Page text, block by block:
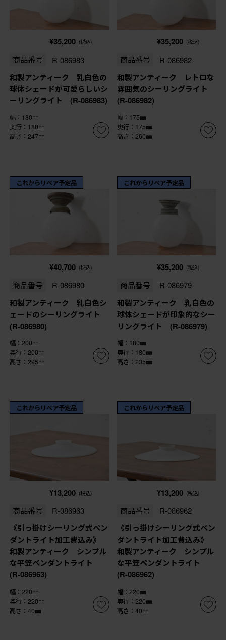
¥35,200 (税込)
商品番号 R-086983
和製アンティーク 乳白色の
球体シェードが可愛らしいシ
ーリングライト (R-086983)
幅：180㎜
奥行：180㎜
高さ：247㎜
¥35,200 (税込)
商品番号 R-086982
和製アンティーク レトロな
雰囲気のシーリングライト
(R-086982)
幅：175㎜
奥行：175㎜
高さ：260㎜
これからリペア予定品
¥40,700 (税込)
商品番号 R-086980
和製アンティーク 乳白色シ
ェードのシーリングライト
(R-086980)
幅：200㎜
奥行：200㎜
高さ：295㎜
これからリペア予定品
¥35,200 (税込)
商品番号 R-086979
和製アンティーク 乳白色の
球体シェードが印象的なシー
リングライト (R-086979)
幅：180㎜
奥行：180㎜
高さ：235㎜
これからリペア予定品
¥13,200 (税込)
商品番号 R-086963
《引っ掛けシーリング式ペン
ダントライト加工費込み》
和製アンティーク シンプル
な平笠ペンダントライト
(R-086963)
幅：220㎜
奥行：220㎜
高さ：40㎜
これからリペア予定品
¥13,200 (税込)
商品番号 R-086962
《引っ掛けシーリング式ペン
ダントライト加工費込み》
和製アンティーク シンプル
な平笠ペンダントライト
(R-086962)
幅：220㎜
奥行：220㎜
高さ：40㎜